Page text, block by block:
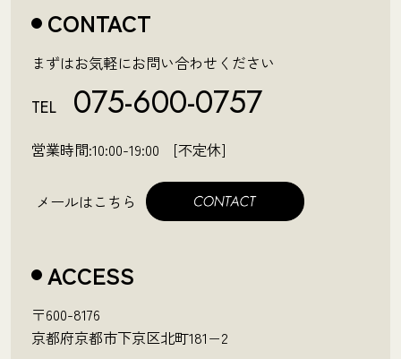
CONTACT
まずはお気軽にお問い合わせください
TEL 075-600-0757
営業時間:10:00-19:00 [不定休]
メールはこちら
ACCESS
〒600-8176
京都府京都市下京区北町181−2